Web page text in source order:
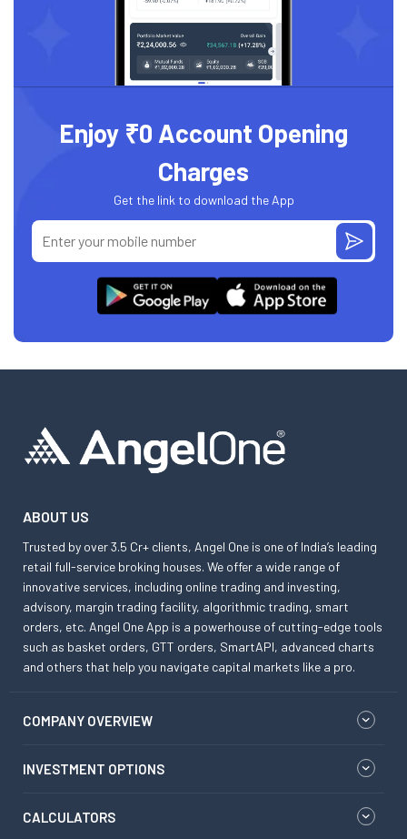
Enjoy ₹0 Account Opening
Charges
Get the link to download the App
ABOUT US
Trusted by over 3.5 Cr+ clients, Angel One is one of India’s leading
retail full-service broking houses. We offer a wide range of
innovative services, including online trading and investing,
advisory, margin trading facility, algorithmic trading, smart
orders, etc. Angel One App is a powerhouse of cutting-edge tools
such as basket orders, GTT orders, SmartAPI, advanced charts
and others that help you navigate capital markets like a pro.
COMPANY OVERVIEW
INVESTMENT OPTIONS
CALCULATORS